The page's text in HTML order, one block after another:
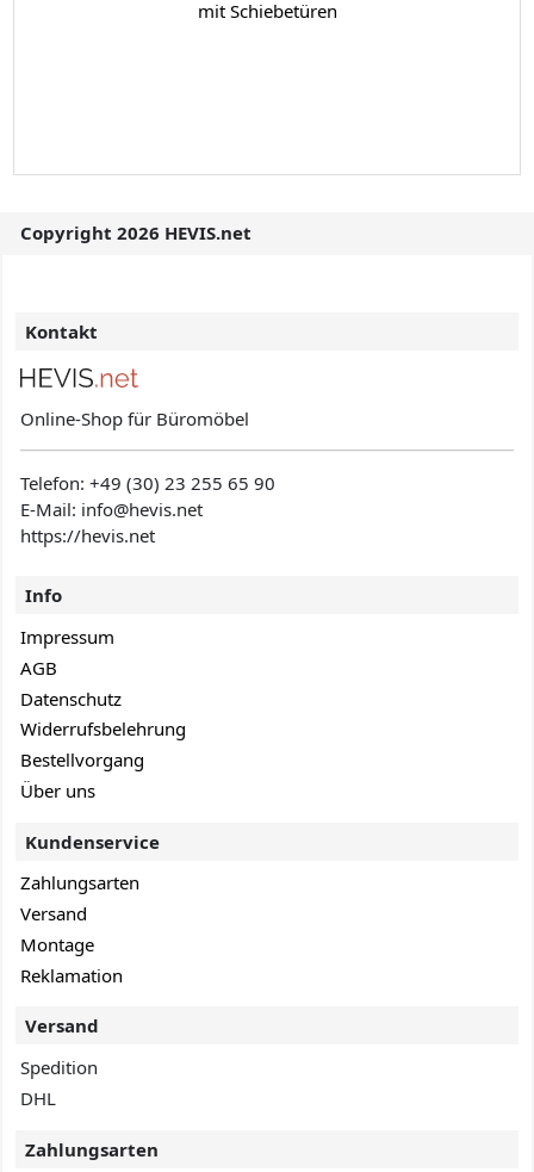
mit Schiebetüren
Copyright 2026 HEVIS.net
Kontakt
Online-Shop für Büromöbel
Telefon:+49 (30) 23 255 65 90
E-Mail: info@hevis.net
https://hevis.net
Info
Impressum
AGB
Datenschutz
Widerrufsbelehrung
Bestellvorgang
Über uns
Kundenservice
Zahlungsarten
Versand
Montage
Reklamation
Versand
Spedition
DHL
Zahlungsarten